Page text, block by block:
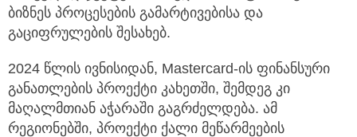
ბიზნეს პროცესების გამარტივებისა და
გაციფრულების შესახებ.
2024 წლის ივნისიდან, Mastercard-ის ფინანსური
განათლების პროექტი კახეთში, შემდეგ კი
მაღალმთიან აჭარაში გაგრძელდება. ამ
რეგიონებში, პროექტი ქალი მეწარმეების